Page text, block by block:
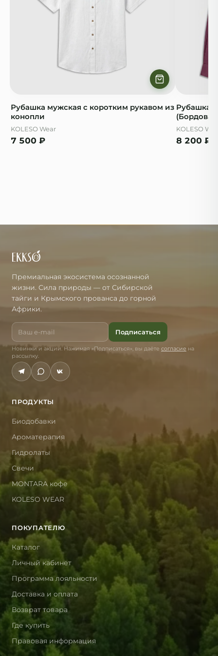
Рубашка мужская с коротким рукавом из
конопли
KOLESO Wear
7 500 ₽
Рубашка
KOLESO
8 200 ₽
Премиальная экосистема осознанной
жизни. Сила природы — от Сибирской
тайги и Крымского прованса до горной
Африки.
Подписаться
Новинки и акции. Нажимая «Подписаться», вы даёте согласие на
рассылку.
ПРОДУКТЫ
Биодобавки
Ароматерапия
Гидролаты
Свечи
MONTARA кофе
KOLESO WEAR
ПОКУПАТЕЛЮ
Каталог
Личный кабинет
Программа лояльности
Доставка и оплата
Возврат товара
Где купить
Правовая информация